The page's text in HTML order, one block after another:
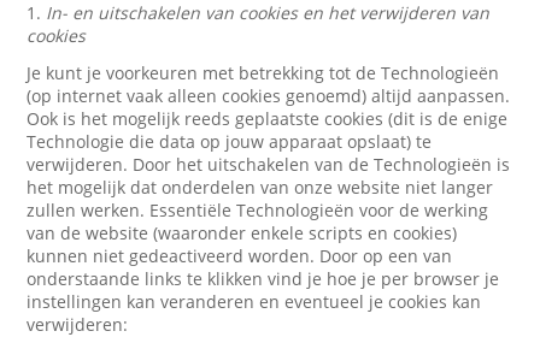
1. In- en uitschakelen van cookies en het verwijderen van
cookies
Je kunt je voorkeuren met betrekking tot de Technologieën
(op internet vaak alleen cookies genoemd) altijd aanpassen.
Ook is het mogelijk reeds geplaatste cookies (dit is de enige
Technologie die data op jouw apparaat opslaat) te
verwijderen. Door het uitschakelen van de Technologieën is
het mogelijk dat onderdelen van onze website niet langer
zullen werken. Essentiële Technologieën voor de werking
van de website (waaronder enkele scripts en cookies)
kunnen niet gedeactiveerd worden. Door op een van
onderstaande links te klikken vind je hoe je per browser je
instellingen kan veranderen en eventueel je cookies kan
verwijderen: